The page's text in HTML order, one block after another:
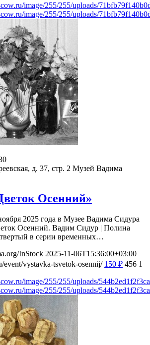
image/255/255/uploads/
image/255/255/uploads/
д. 37, стр. 2 Музей Вадима
Осенний»
2025 года в Музее Вадима Сидура
Осенний. Вадим Сидур | Полина
в серии временных…
InStock 2025-11-06T15:36:00+03:00
event/vystavka-tsvetok-osennij/ 150 ₽ 456 1
image/255/255/uploads/
image/255/255/uploads/